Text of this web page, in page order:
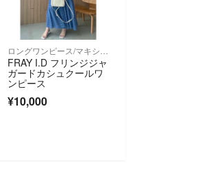
FRAY I.D フリンジジャ
ガードカシュクールワ
ンピース
¥10,000